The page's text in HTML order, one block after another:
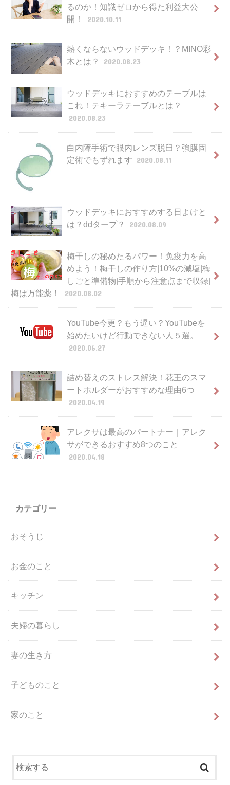
るのか！知識ゼロから得た利益大公
開！
2020.10.11
熱くならないウッドデッキ！？MINO彩
木とは？
2020.08.23
ウッドデッキにおすすめのテーブルは
これ！テキーラテーブルとは？
2020.08.23
白内障手術で眼内レンズ脱臼？強膜固
定術でもずれます 2020.08.11
ウッドデッキにおすすめする日よけと
は？ddタープ？
2020.08.09
梅干しの秘めたるパワー！免疫力を高
めよう！梅干しの作り方|10%の減塩|梅
しごと準備物|手順から注意点まで収録|
梅は万能薬！
2020.08.02
YouTube今更？もう遅い？YouTubeを
始めたいけど行動できない人５選。
2020.06.27
詰め替えのストレス解決！花王のスマ
ートホルダーがおすすめな理由6つ
2020.04.19
アレクサは最高のパートナー｜アレク
サができるおすすめ8つのこと
2020.04.18
カテゴリー
おそうじ
お金のこと
キッチン
夫婦の暮らし
妻の生き方
子どものこと
家のこと